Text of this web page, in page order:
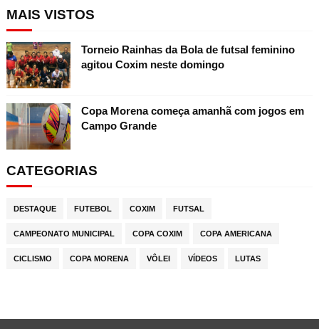
MAIS VISTOS
Torneio Rainhas da Bola de futsal feminino
agitou Coxim neste domingo
Copa Morena começa amanhã com jogos em
Campo Grande
CATEGORIAS
DESTAQUE FUTEBOL COXIM FUTSAL
CAMPEONATO MUNICIPAL COPA COXIM COPA AMERICANA
CICLISMO COPA MORENA VÔLEI VÍDEOS LUTAS